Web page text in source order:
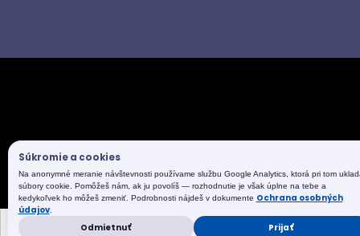
Súkromie a cookies
Na anonymné meranie návštevnosti používame službu Google Analytics, ktorá pri tom
súbory cookie. Pomôžeš nám, ak ju povolíš — rozhodnutie je však úplne na tebe a
kedykoľvek ho môžeš zmeniť. Podrobnosti nájdeš v dokumente Ochrana osobných
údajov.
Odmietnuť Prijať